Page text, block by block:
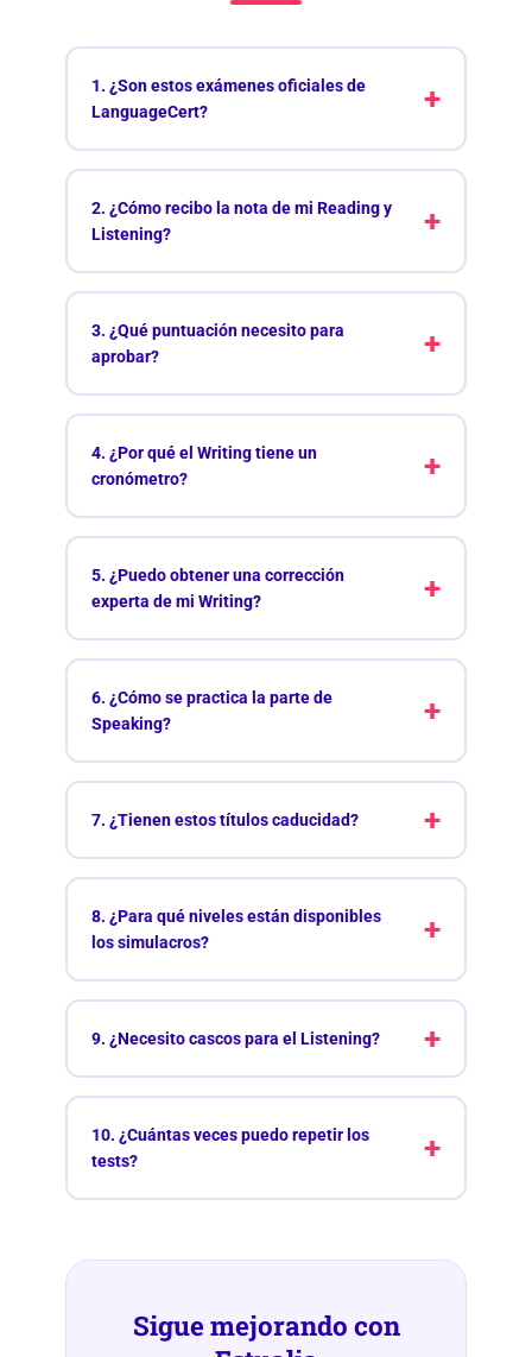
1. ¿Son estos exámenes oficiales de
LanguageCert?
2. ¿Cómo recibo la nota de mi Reading y
Listening?
3. ¿Qué puntuación necesito para
aprobar?
4. ¿Por qué el Writing tiene un
cronómetro?
5. ¿Puedo obtener una corrección
experta de mi Writing?
6. ¿Cómo se practica la parte de
Speaking?
7. ¿Tienen estos títulos caducidad?
8. ¿Para qué niveles están disponibles
los simulacros?
9. ¿Necesito cascos para el Listening?
10. ¿Cuántas veces puedo repetir los
tests?
Sigue mejorando con